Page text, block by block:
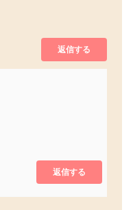
返信する
返信する